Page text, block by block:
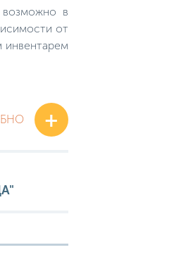
возможно в
от
инвентарем
+